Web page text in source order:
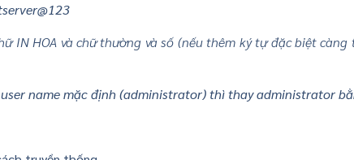
IN HOA và chữ thường và số (nếu thêm ký tự đặc biệt
name mặc định (administrator) thì thay administrator